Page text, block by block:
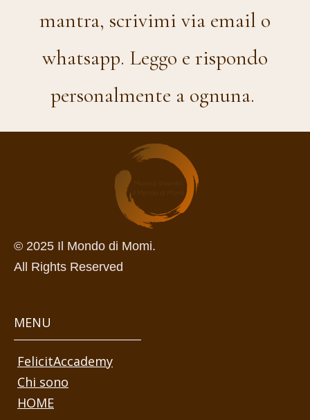
mantra, scrivimi via email o
whatsapp. Leggo e rispondo
personalmente a ognuna.
© 2025 Il Mondo di Momi.
All Rights Reserved
MENU
FelicitAccademy
Chi sono
HOME